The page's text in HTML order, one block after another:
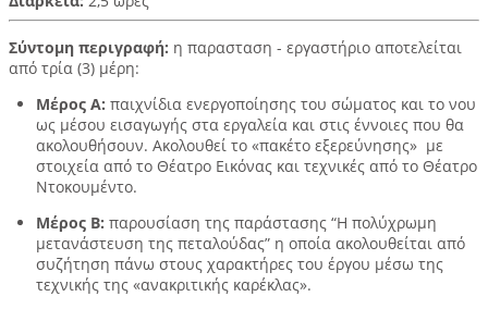
Σύντομη περιγραφή: η παρασταση - εργαστήριο αποτελείται
από τρία (3) μέρη:
Μέρος Α: παιχνίδια ενεργοποίησης του σώματος και το νου
ως μέσου εισαγωγής στα εργαλεία και στις έννοιες που θα
ακολουθήσουν. Ακολουθεί το «πακέτο εξερεύνησης» με
στοιχεία από το Θέατρο Εικόνας και τεχνικές από το Θέατρο
Ντοκουμέντο.
Μέρος Β:παρουσίαση της παράστασης “Η πολύχρωμη
μετανάστευση της πεταλούδας” η οποία ακολουθείται από
συζήτηση πάνω στους χαρακτήρες του έργου μέσω της
τεχνικής της «ανακριτικής καρέκλας».